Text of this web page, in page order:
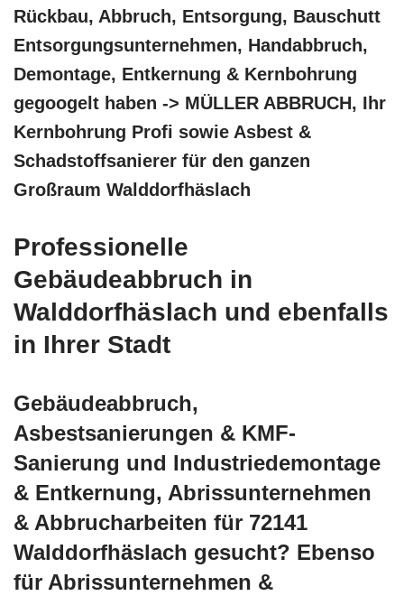
Rückbau, Abbruch, Entsorgung, Bauschutt
Entsorgungsunternehmen, Handabbruch,
Demontage, Entkernung & Kernbohrung
gegoogelt haben -> MÜLLER ABBRUCH, Ihr
Kernbohrung Profi sowie Asbest &
Schadstoffsanierer für den ganzen
Großraum Walddorfhäslach
Professionelle
Gebäudeabbruch in
Walddorfhäslach und ebenfalls
in Ihrer Stadt
Gebäudeabbruch,
Asbestsanierungen & KMF-
Sanierung und Industriedemontage
& Entkernung, Abrissunternehmen
& Abbrucharbeiten für 72141
Walddorfhäslach gesucht? Ebenso
für Abrissunternehmen &